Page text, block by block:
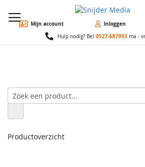
Mijn account Inloggen
Hulp nodig? Bel 0527-687993 ma -
Productoverzicht